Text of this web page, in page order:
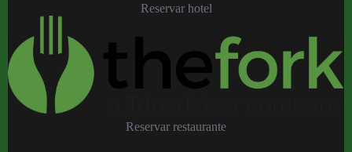
Reservar hotel
Reservar restaurante